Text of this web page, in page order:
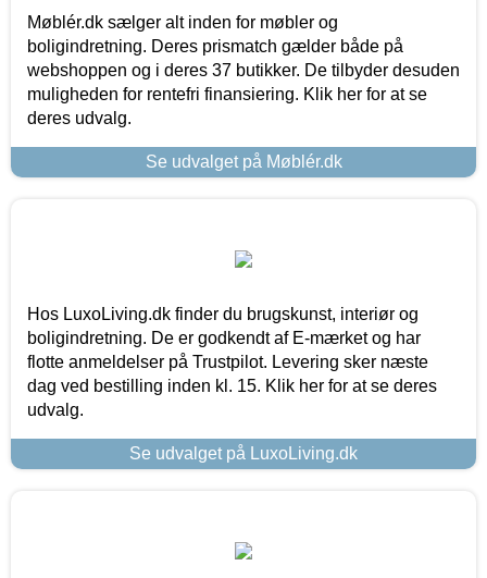
Møblér.dk sælger alt inden for møbler og
boligindretning. Deres prismatch gælder både på
webshoppen og i deres 37 butikker. De tilbyder desuden
muligheden for rentefri finansiering. Klik her for at se
deres udvalg.
Se udvalget på Møblér.dk
Hos LuxoLiving.dk finder du brugskunst, interiør og
boligindretning. De er godkendt af E-mærket og har
flotte anmeldelser på Trustpilot. Levering sker næste
dag ved bestilling inden kl. 15. Klik her for at se deres
udvalg.
Se udvalget på LuxoLiving.dk